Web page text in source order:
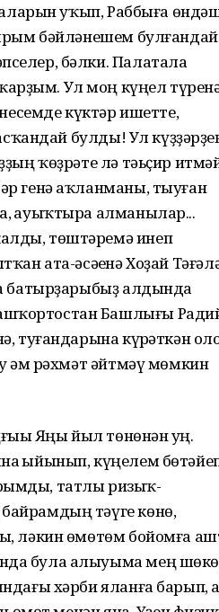
уҡып, Раббыға
бәйләнешем
бәлки. Палатала
Ул моң күңел
күктәр ишетте,
булды! Ул
ҡөҙрәте лә тәьҫир
генә аҡланманы, тыуған
һауыҡтыра алманылар...
төштәремә инеп
ата-әсәһенә Хоҙай
батырҙарыбыҙ алдында
Башлығы
туғандарына күрһәткән
һәм рәхмәт әйтмәү мөмкин
Яңы йыл төнөнән һуң.
һыйынып, күңелем
татлы ризыҡ-
тәүге көнө,
ләкин өмөтөм бойомға
була алыуыма мең
хәрби яланға барып,